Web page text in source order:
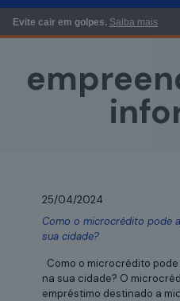
Evite cair em golpes. Saiba mais
25/04/2024
Como o microcrédito pode
sua cidade?
Como o microcrédito
na sua cidade? O
empréstimo destinado a